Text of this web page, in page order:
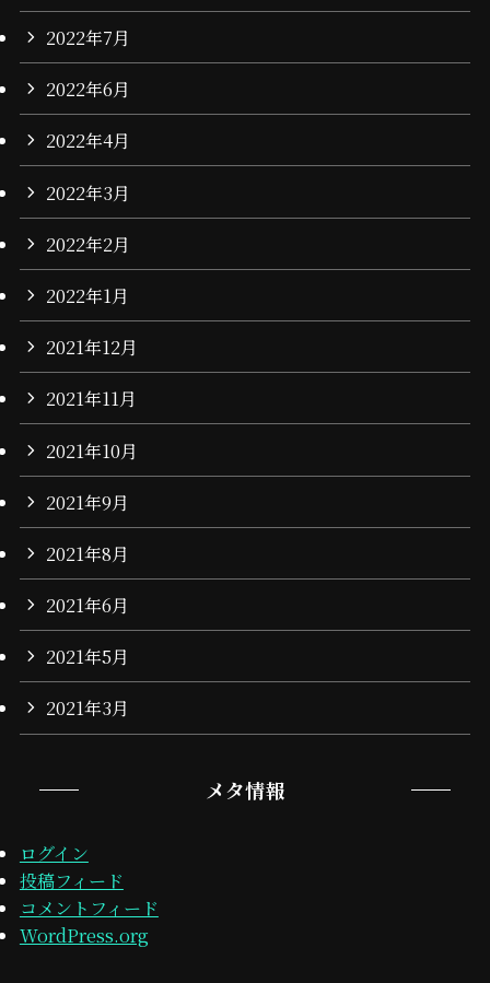
2022年7月
2022年6月
2022年4月
2022年3月
2022年2月
2022年1月
2021年12月
2021年11月
2021年10月
2021年9月
2021年8月
2021年6月
2021年5月
2021年3月
メタ情報
ログイン
投稿フィード
コメントフィード
WordPress.org